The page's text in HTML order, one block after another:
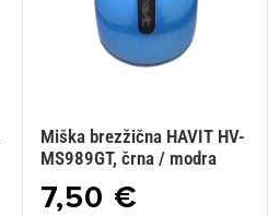
Miška brezžična HAVIT HV-
MS989GT, črna / modra
7,50 €